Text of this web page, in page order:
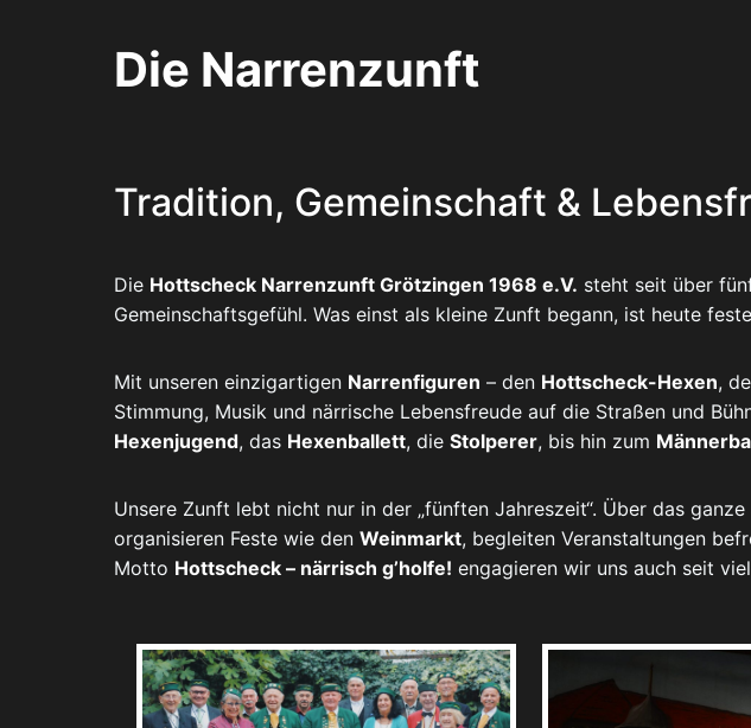
Die Narrenzunft
Tradition, Gemeinschaft &
Die Hottscheck Narrenzunft Grötzingen 1968 e.V. steht seit über
Gemeinschaftsgefühl. Was einst als kleine Zunft begann, ist heute
Mit unseren einzigartigen Narrenfiguren – den Hottscheck-Hexen,
Stimmung, Musik und närrische Lebensfreude auf die Straßen und
Hexenjugend, das Hexenballett, die Stolperer, bis hin zum
Unsere Zunft lebt nicht nur in der „fünften Jahreszeit“. Über das
organisieren Feste wie den Weinmarkt, begleiten Veranstaltungen
Motto Hottscheck – närrisch g’holfe! engagieren wir uns auch seit